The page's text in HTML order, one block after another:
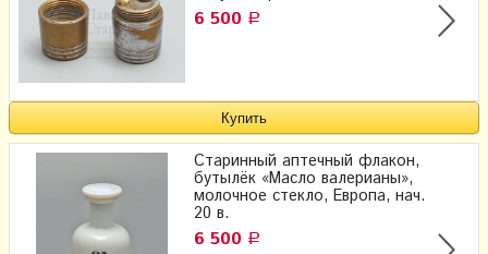
6 500 Р
Старинный аптечный флакон,
бутылёк «Масло валерианы»,
молочное стекло, Европа, нач.
20 в.
6 500 Р